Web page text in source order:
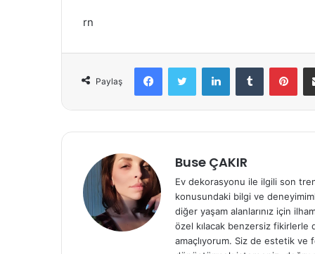
rn
Paylaş
Buse ÇAKIR
Ev dekorasyonu ile ilgili son
konusundaki bilgi ve
diğer yaşam alanlarınız için
özel kılacak benzersiz fikirlerle
amaçlıyorum. Siz de estetik